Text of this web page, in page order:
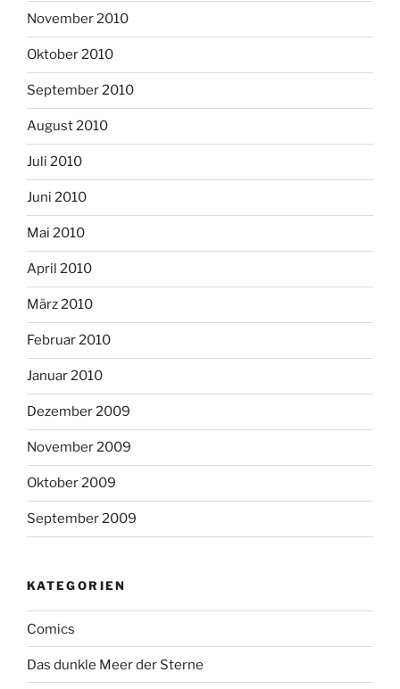
November 2010
Oktober 2010
September 2010
August 2010
Juli 2010
Juni 2010
Mai 2010
April 2010
März 2010
Februar 2010
Januar 2010
Dezember 2009
November 2009
Oktober 2009
September 2009
KATEGORIEN
Comics
Das dunkle Meer der Sterne